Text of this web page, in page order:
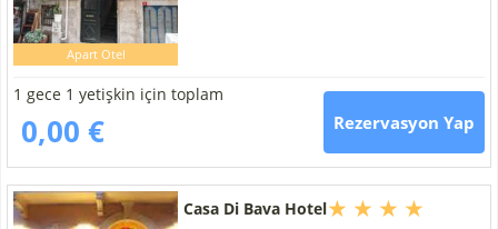
Apart Otel
1 gece 1 yetişkin için toplam
0,00 € Rezervasyon Yap
Casa Di Bava Hotel